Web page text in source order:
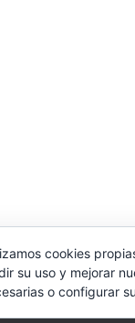
cookies
su uso y mejorar
o configurar